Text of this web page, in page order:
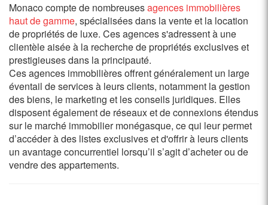
Monaco compte de nombreusesagences immobilières
haut de gamme, spécialisées dans la vente et la location
de propriétés de luxe. Ces agences s'adressent à une
clientèle aisée à la recherche de propriétés exclusives et
prestigieuses dans la principauté.
Ces agences immobilières offrent généralement un large
éventail de services à leurs clients, notamment la gestion
des biens, le marketing et les conseils juridiques. Elles
disposent également de réseaux et de connexions étendus
sur le marché immobilier monégasque, ce qui leur permet
d’accéder à des listes exclusives et d'offrir à leurs clients
un avantage concurrentiel lorsqu’il s’agit d’acheter ou de
vendre des appartements.